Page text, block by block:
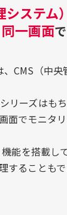
ステム
同一画面
CMS（中
リーズはも
面でモニタ
能を搭載し
ることもで